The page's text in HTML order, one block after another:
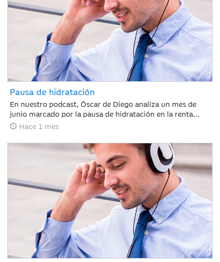
Pausa de hidratación
En nuestro podcast, Óscar de Diego analiza un mes de
junio marcado por la pausa de hidratación en la renta
variable y los avances en renta fija, clave para que Ibercaja
productos en positivo. De cara al verano, el mercado
recalibrará el escenario atento a la macroeconomía y a la
próxima temporada de resultados.
Hace 1 mes